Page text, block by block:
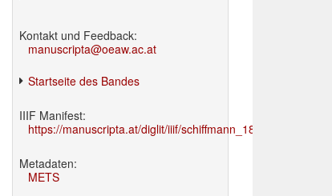
Kontakt und Feedback:
manuscripta@oeaw.ac.at
Startseite des Bandes
IIIF Manifest:
https://manuscripta.at/diglit/iiif/schiffmann_1895/manifest.json
Metadaten:
METS